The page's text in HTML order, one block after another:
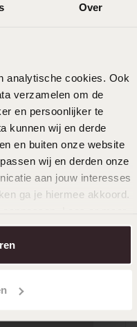
Over
analytische cookies. Ook
verzamelen om de
en persoonlijker te
kunnen wij en derde
en buiten onze website
wij en derden onze
aan jouw interesses
ga je hiermee akkoord.
perfect en
verwachting